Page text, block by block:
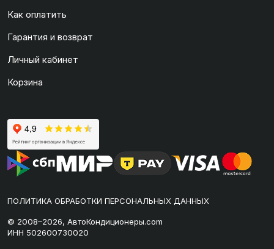
Как оплатить
Гарантия и возврат
Личный кабинет
Корзина
ПОЛИТИКА ОБРАБОТКИ ПЕРСОНАЛЬНЫХ ДАННЫХ
© 2008–2026, АвтоКондиционеры.com
ИНН 502600730020